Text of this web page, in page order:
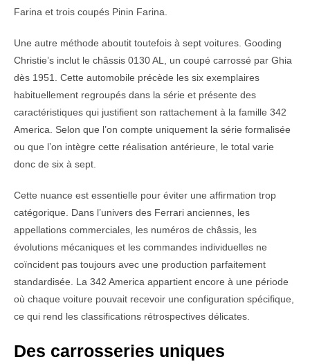
Farina et trois coupés Pinin Farina.
Une autre méthode aboutit toutefois à sept voitures. Gooding
Christie’s inclut le châssis 0130 AL, un coupé carrossé par Ghia
dès 1951. Cette automobile précède les six exemplaires
habituellement regroupés dans la série et présente des
caractéristiques qui justifient son rattachement à la famille 342
America. Selon que l’on compte uniquement la série formalisée
ou que l’on intègre cette réalisation antérieure, le total varie
donc de six à sept.
Cette nuance est essentielle pour éviter une affirmation trop
catégorique. Dans l’univers des Ferrari anciennes, les
appellations commerciales, les numéros de châssis, les
évolutions mécaniques et les commandes individuelles ne
coïncident pas toujours avec une production parfaitement
standardisée. La 342 America appartient encore à une période
où chaque voiture pouvait recevoir une configuration spécifique,
ce qui rend les classifications rétrospectives délicates.
Des carrosseries uniques